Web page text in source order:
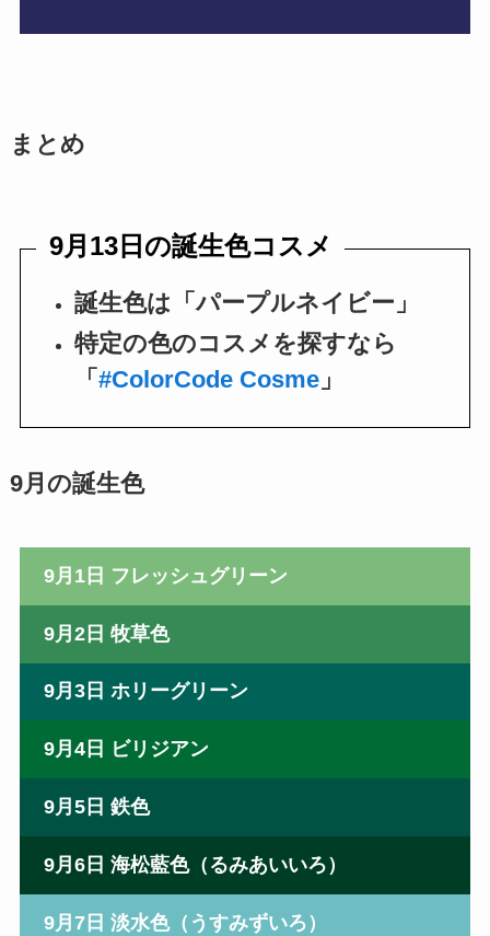
まとめ
9月13日の誕生色コスメ
誕生色は「パープルネイビー」
特定の色のコスメを探すなら
「#ColorCode Cosme 」
9月の誕生色
9月1日 フレッシュグリーン
9月2日 牧草色
9月3日 ホリーグリーン
9月4日 ビリジアン
9月5日 鉄色
9月6日 海松藍色（るみあいいろ）
9月7日 淡水色（うすみずいろ）